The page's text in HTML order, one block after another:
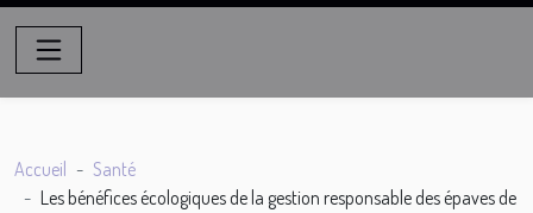
Accueil
Santé
Les bénéfices écologiques de la gestion responsable des épaves de